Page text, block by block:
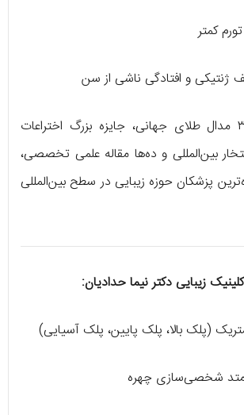
کمتر
ژنتیکی و افتادگی ناشی از سن
دکتر حدادیان با ۳ مدال طلای جهانی، جایزه بزرگ اختراعات
افتخار بین‌المللی و ده‌ها مقاله علمی تخصصی،
پزشکان حوزه زیبایی در سطح بین‌المللی
زیبایی دکتر نیما حدادیان:
(پلک بالا، پلک پایین، پلک آسیایی)
متد شخصی‌سازی چهره